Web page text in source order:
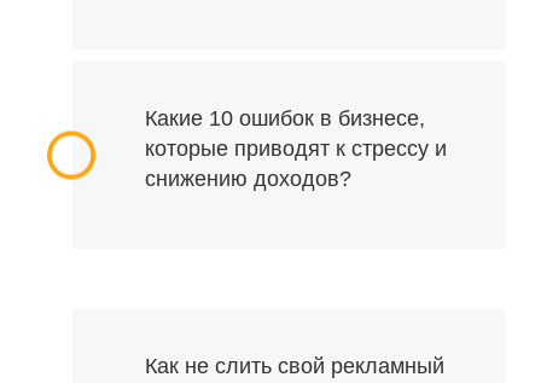
Какие 10 ошибок в бизнесе,
которые приводят к стрессу и
снижению доходов?
Как не слить свой рекламный